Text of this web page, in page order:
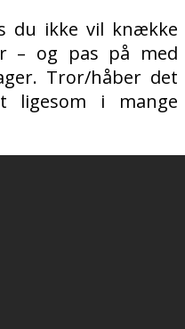
du ikke vil knække
– og pas på med
Tror/håber det
ligesom i mange